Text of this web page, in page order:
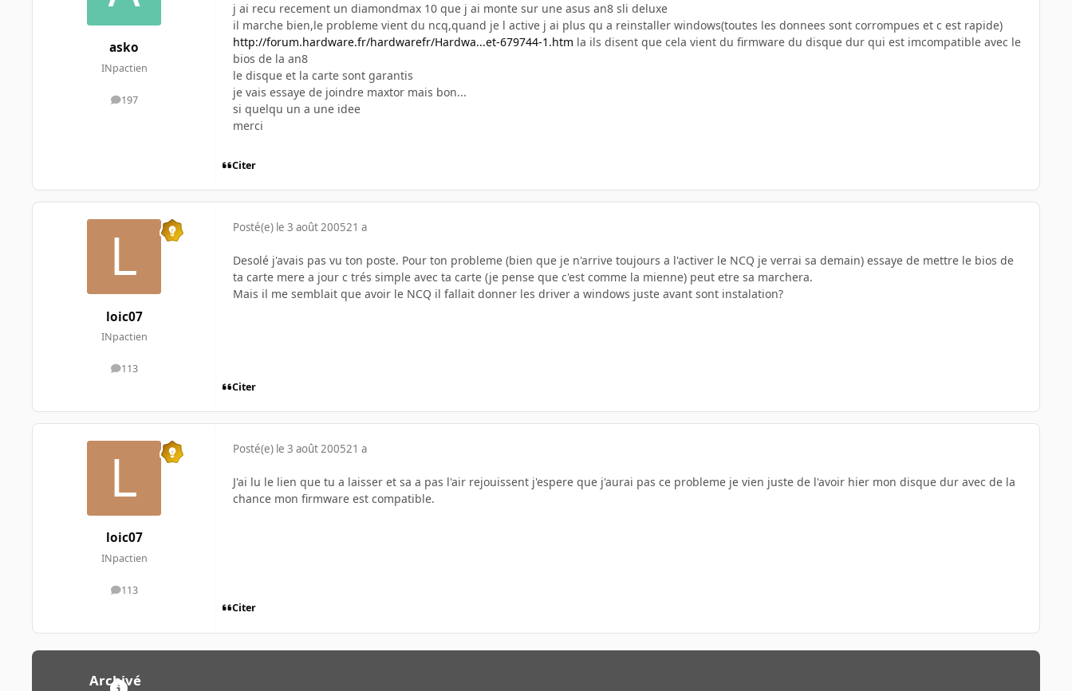
asko
INpactien
197
messages
j ai recu recement un diamondmax 10 que j ai monte sur une asus an8 sli deluxe
il marche bien,le probleme vient du ncq,quand je l active j ai plus qu a reinstaller windows(toutes les donnees sont corrompues et c est rapide)
http://forum.hardware.fr/hardwarefr/Hardwa...et-679744-1.htm la ils disent que cela vient du firmware du disque dur qui est imcompatible avec le
bios de la an8
le disque et la carte sont garantis
je vais essaye de joindre maxtor mais bon...
si quelqu un a une idee
merci
Citer
loic07
INpactien
113
messages
Posté(e) le 3 août 200521 a
Desolé j'avais pas vu ton poste. Pour ton probleme (bien que je n'arrive toujours a l'activer le NCQ je verrai sa demain) essaye de mettre le bios de
ta carte mere a jour c trés simple avec ta carte (je pense que c'est comme la mienne) peut etre sa marchera.
Mais il me semblait que avoir le NCQ il fallait donner les driver a windows juste avant sont instalation?
Citer
loic07
INpactien
113
messages
Posté(e) le 3 août 200521 a
J'ai lu le lien que tu a laisser et sa a pas l'air rejouissent j'espere que j'aurai pas ce probleme je vien juste de l'avoir hier mon disque dur avec de la
chance mon firmware est compatible.
Citer
Archivé